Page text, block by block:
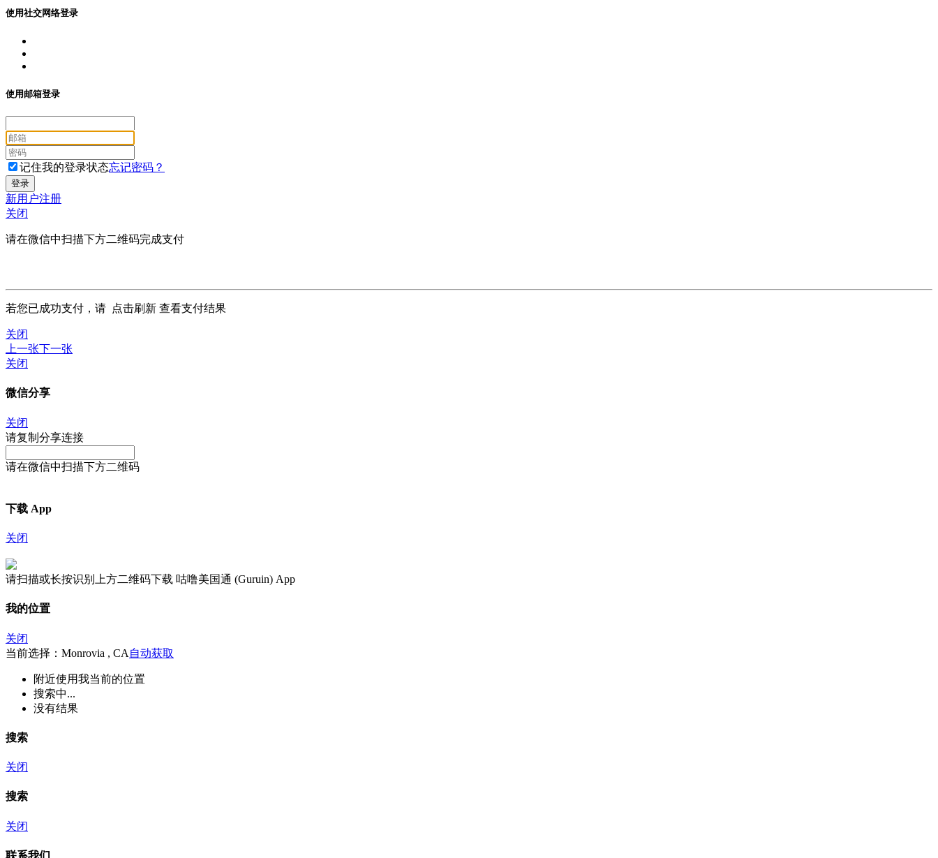
使用社交网络登录
使用邮箱登录
记住我的登录状态忘记密码？
新用户注册
关闭
请在微信中扫描下方二维码完成支付
若您已成功支付，请 点击刷新 查看支付结果
关闭
上一张下一张
关闭
微信分享
关闭
请复制分享连接
请在微信中扫描下方二维码
下载 App
关闭
请扫描或长按识别上方二维码下载 咕噜美国通 (Guruin) App
我的位置
关闭
当前选择：Monrovia , CA 自动获取
附近使用我当前的位置
搜索中...
没有结果
搜索
关闭
搜索
关闭
联系我们